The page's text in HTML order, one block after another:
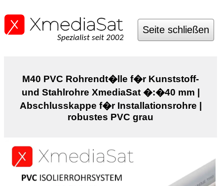
Spezialist seit 2002
Seite schließen
M40 PVC Rohrendt�lle f�r Kunststoff-
und Stahlrohre XmediaSat �:�40 mm |
Abschlusskappe f�r Installationsrohre |
robustes PVC grau